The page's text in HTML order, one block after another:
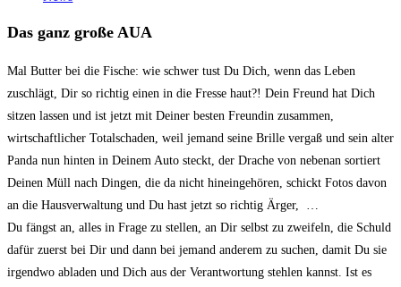
Das ganz große AUA
Mal Butter bei die Fische: wie schwer tust Du Dich, wenn das Leben
zuschlägt, Dir so richtig einen in die Fresse haut?! Dein Freund hat Dich
sitzen lassen und ist jetzt mit Deiner besten Freundin zusammen,
wirtschaftlicher Totalschaden, weil jemand seine Brille vergaß und sein alter
Panda nun hinten in Deinem Auto steckt, der Drache von nebenan sortiert
Deinen Müll nach Dingen, die da nicht hineingehören, schickt Fotos davon
an die Hausverwaltung und Du hast jetzt so richtig Ärger, …
Du fängst an, alles in Frage zu stellen, an Dir selbst zu zweifeln, die Schuld
dafür zuerst bei Dir und dann bei jemand anderem zu suchen, damit Du sie
irgendwo abladen und Dich aus der Verantwortung stehlen kannst. Ist es